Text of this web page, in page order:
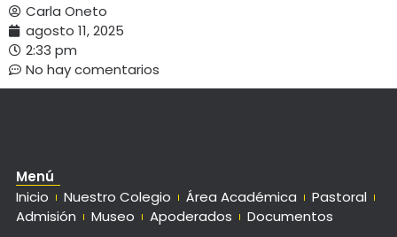
Carla Oneto
agosto 11, 2025
2:33 pm
No hay comentarios
Menú
Inicio
Nuestro Colegio Área Académica
Pastoral
Admisión
Museo Apoderados
Documentos